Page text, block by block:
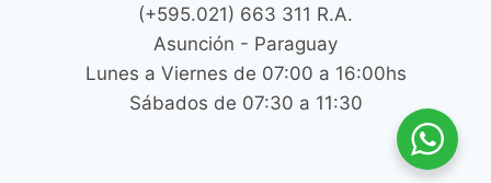
(+595.021) 663 311 R.A.
Asunción - Paraguay
Lunes a Viernes de 07:00 a 16:00hs
Sábados de 07:30 a 11:30